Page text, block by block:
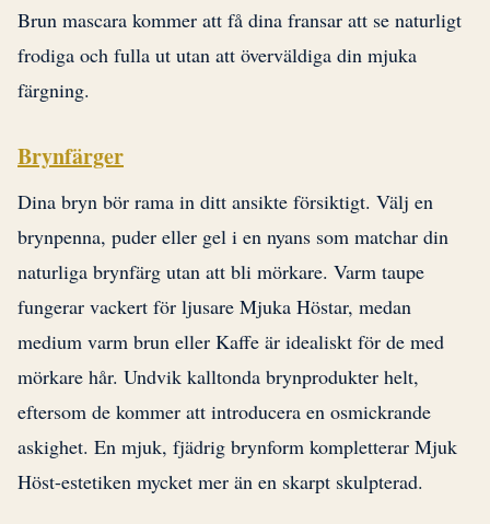
Brun mascara kommer att få dina fransar att se naturligt
frodiga och fulla ut utan att överväldiga din mjuka
färgning.
Brynfärger
Dina bryn bör rama in ditt ansikte försiktigt. Välj en
brynpenna, puder eller gel i en nyans som matchar din
naturliga brynfärg utan att bli mörkare. Varm taupe
fungerar vackert för ljusare Mjuka Höstar, medan
medium varm brun eller Kaffe är idealiskt för de med
mörkare hår. Undvik kalltonda brynprodukter helt,
eftersom de kommer att introducera en osmickrande
askighet. En mjuk, fjädrig brynform kompletterar Mjuk
Höst-estetiken mycket mer än en skarpt skulpterad.